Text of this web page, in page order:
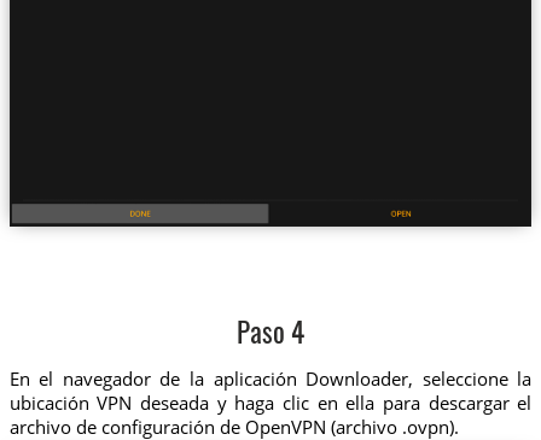
Paso 4
En el navegador de la aplicación Downloader, seleccione la
ubicación VPN deseada y haga clic en ella para descargar el
archivo de configuración de OpenVPN (archivo .ovpn).